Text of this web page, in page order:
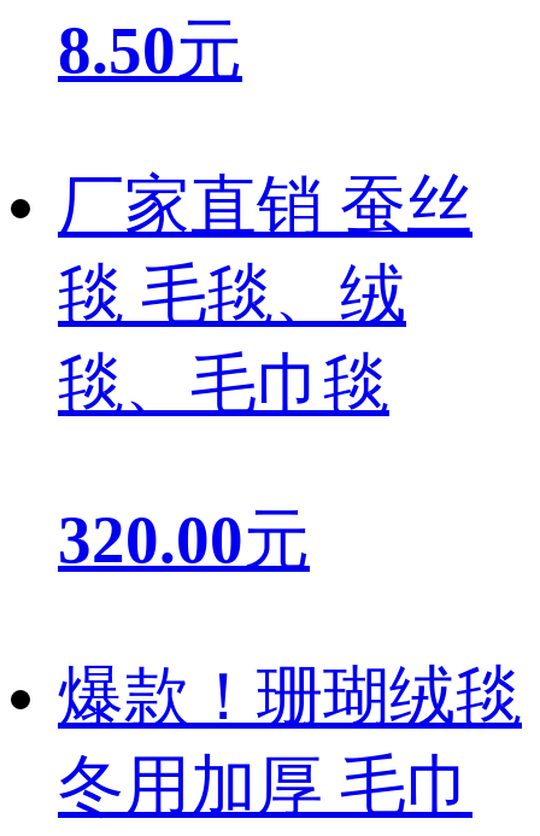
8.50元
厂家直销 蚕丝
毯 毛毯、绒
毯、毛巾毯
320.00元
爆款！珊瑚绒毯
冬用加厚 毛巾